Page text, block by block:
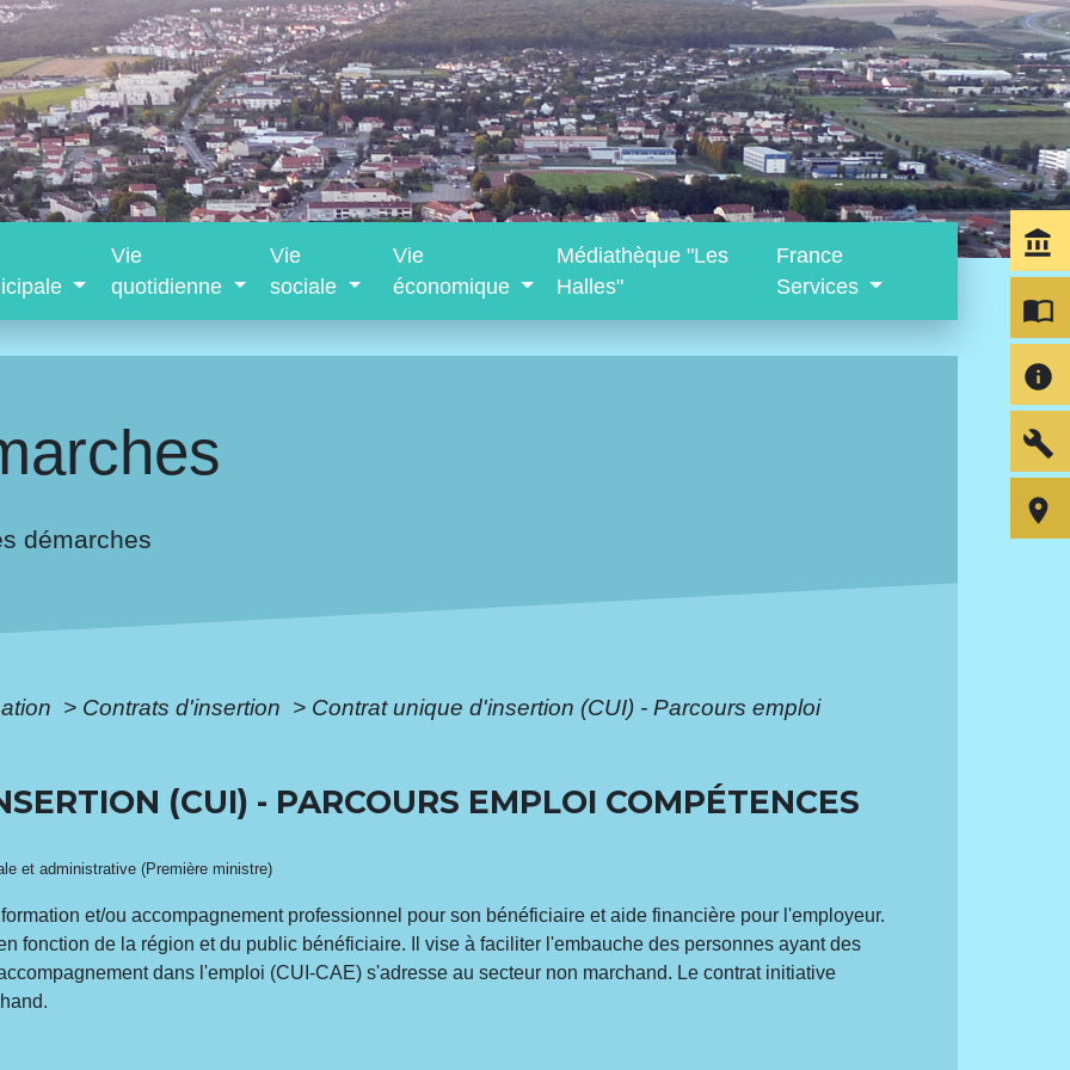
Vie
quotidienne
Vie
sociale
Vie
économique
Médiathèque "Les
Halles"
France
Services
démarches
> Contrats d'insertion > Contrat unique d'insertion (CUI) - Parcours emploi
(CUI) - PARCOURS EMPLOI COMPÉTENCES
et administrative (Première ministre)
et/ou accompagnement professionnel pour son bénéficiaire et aide financière pour l'employeur.
fonction de la région et du public bénéficiaire. Il vise à faciliter l'embauche des personnes ayant des
dans l'emploi (CUI-CAE) s'adresse au secteur non marchand. Le contrat initiative
account_balance
import_contacts
info
build
room